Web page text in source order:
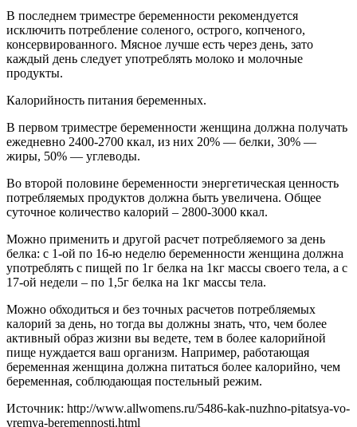
В последнем триместре беременности рекомендуется
исключить потребление соленого, острого, копченого,
консервированного. Мясное лучше есть через день, зато
каждый день следует употреблять молоко и молочные
продукты.
Калорийность питания беременных.
В первом триместре беременности женщина должна получать
ежедневно 2400-2700 ккал, из них 20% — белки, 30% —
жиры, 50% — углеводы.
Во второй половине беременности энергетическая ценность
потребляемых продуктов должна быть увеличена. Общее
суточное количество калорий – 2800-3000 ккал.
Можно применить и другой расчет потребляемого за день
белка: с 1-ой по 16-ю неделю беременности женщина должна
употреблять с пищей по 1г белка на 1кг массы своего тела, а с
17-ой недели – по 1,5г белка на 1кг массы тела.
Можно обходиться и без точных расчетов потребляемых
калорий за день, но тогда вы должны знать, что, чем более
активный образ жизни вы ведете, тем в более калорийной
пище нуждается ваш организм. Например, работающая
беременная женщина должна питаться более калорийно, чем
беременная, соблюдающая постельный режим.
Источник: http://www.allwomens.ru/5486-kak-nuzhno-pitatsya-vo-
vremya-beremennosti.html